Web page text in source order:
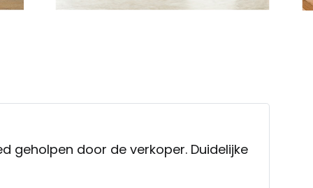
door de verkoper. Duidelijke